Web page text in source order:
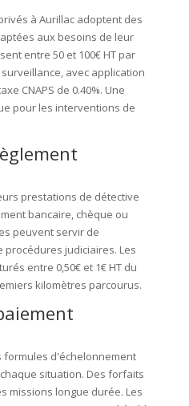
à Aurillac adoptent des
aux besoins de leur
entre 50 et 100€ HT par
avec application
CNAPS de 0.40%. Une
pour les interventions de
prestations de détective
bancaire, chèque ou
peuvent servir de
judiciaires. Les
entre 0,50€ et 1€ HT du
kilomètres parcourus.
formules d'échelonnement
situation. Des forfaits
missions longue durée. Les